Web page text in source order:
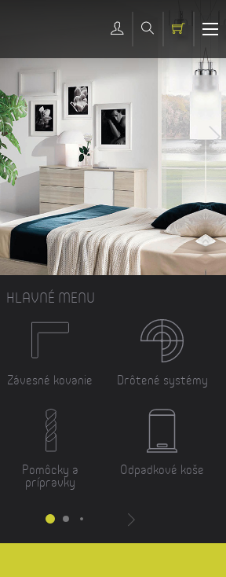
HLAVNÉ MENU
Závesné kovanie
Pomôcky a
prípravky
Drôtené systémy
Odpadkové koše